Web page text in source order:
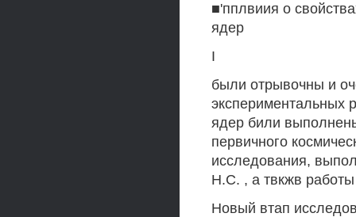
■'пплвиия о
ядер
I
были отрывочны и
экспериментальных
ядер били
первичного
исследования,
Н.С. , а твкжв
Новый втап